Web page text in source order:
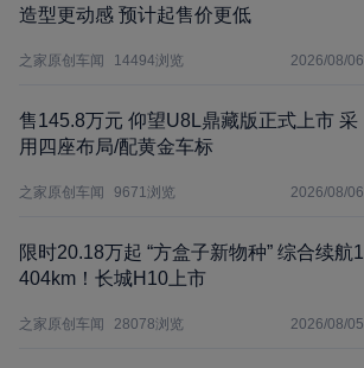
造型更动感 预计起售价更低
之家原创车闻 14494浏览 2026/08/06
售145.8万元 仰望U8L鼎藏版正式上市 采
用四座布局/配黄金车标
之家原创车闻 9671浏览 2026/08/06
限时20.18万起 “方盒子新物种” 综合续航1
404km！长城H10上市
之家原创车闻 28078浏览 2026/08/05